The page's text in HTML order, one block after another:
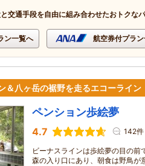
交通手段を自由に組み合わせたおトクな
ン一覧へ 航空券付プラ
＆八ヶ岳の裾野を走るエコーライ
ペンション歩絵夢
4.7 142件
ビーナスラインは歩絵夢の目の
森の入り口にあり、朝食は野鳥が